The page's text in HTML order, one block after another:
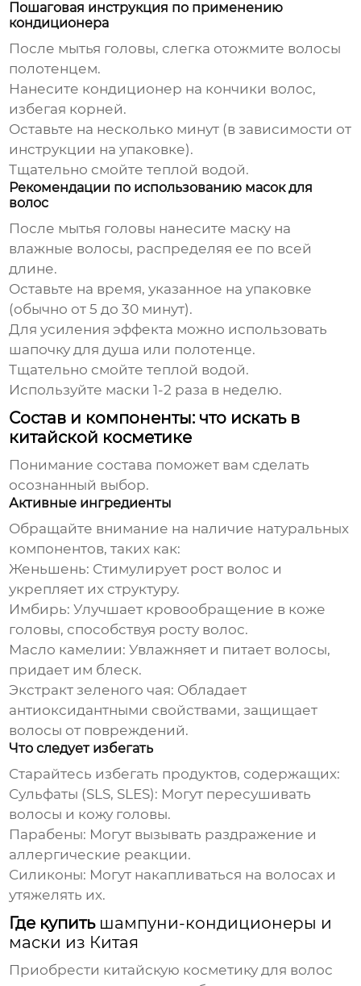
Пошаговая инструкция по применению
кондиционера
После мытья головы, слегка отожмите волосы
полотенцем.
Нанесите кондиционер на кончики волос,
избегая корней.
Оставьте на несколько минут (в зависимости от
инструкции на упаковке).
Тщательно смойте теплой водой.
Рекомендации по использованию масок для
волос
После мытья головы нанесите маску на
влажные волосы, распределяя ее по всей
длине.
Оставьте на время, указанное на упаковке
(обычно от 5 до 30 минут).
Для усиления эффекта можно использовать
шапочку для душа или полотенце.
Тщательно смойте теплой водой.
Используйте маски 1-2 раза в неделю.
Состав и компоненты: что искать в
китайской косметике
Понимание состава поможет вам сделать
осознанный выбор.
Активные ингредиенты
Обращайте внимание на наличие натуральных
компонентов, таких как:
Женьшень: Стимулирует рост волос и
укрепляет их структуру.
Имбирь: Улучшает кровообращение в коже
головы, способствуя росту волос.
Масло камелии: Увлажняет и питает волосы,
придает им блеск.
Экстракт зеленого чая: Обладает
антиоксидантными свойствами, защищает
волосы от повреждений.
Что следует избегать
Старайтесь избегать продуктов, содержащих:
Сульфаты (SLS, SLES): Могут пересушивать
волосы и кожу головы.
Парабены: Могут вызывать раздражение и
аллергические реакции.
Силиконы: Могут накапливаться на волосах и
утяжелять их.
Где купить шампуни-кондиционеры и
маски из Китая
Приобрести китайскую косметику для волос